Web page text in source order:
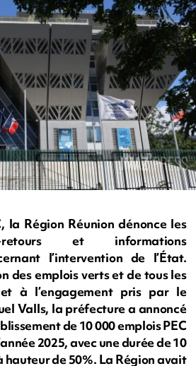
la Région Réunion dénonce les
retours et informations
l’intervention de l’État.
des emplois verts et de tous les
à l’engagement pris par le
Valls, la préfecture a annoncé
de 10 000 emplois PEC
2025, avec une durée de 10
hauteur de 50%. La Région avait